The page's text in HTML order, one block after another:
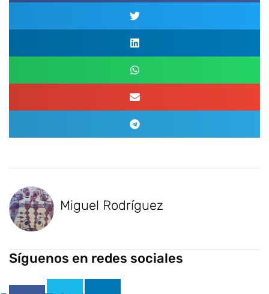
Miguel Rodríguez
Síguenos en redes sociales